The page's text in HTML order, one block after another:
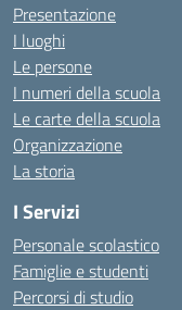
Presentazione
I luoghi
Le persone
I numeri della scuola
Le carte della scuola
Organizzazione
La storia
I Servizi
Personale scolastico
Famiglie e studenti
Percorsi di studio